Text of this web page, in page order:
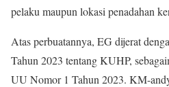
pelaku maupun lokasi penadahan
Atas perbuatannya, EG dijerat
Tahun 2023 tentang KUHP,
UU Nomor 1 Tahun 2023. KM-